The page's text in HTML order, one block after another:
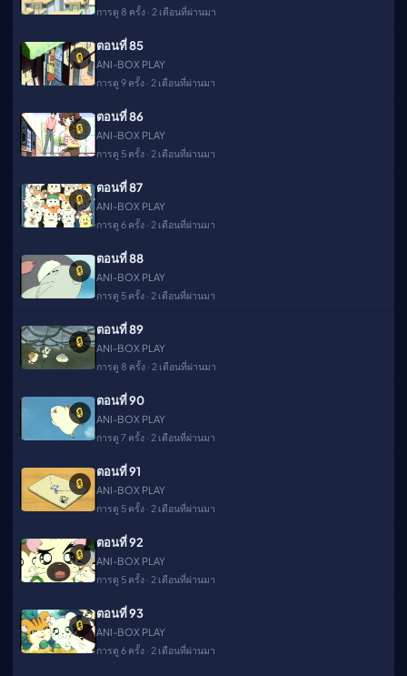
การดู 8 ครั้ง · 2 เดือนที่ผ่านมา
🔒
ตอนที่ 85
ANI-BOX PLAY
การดู 9 ครั้ง · 2 เดือนที่ผ่านมา
🔒
ตอนที่ 86
ANI-BOX PLAY
การดู 5 ครั้ง · 2 เดือนที่ผ่านมา
🔒
ตอนที่ 87
ANI-BOX PLAY
การดู 6 ครั้ง · 2 เดือนที่ผ่านมา
🔒
ตอนที่ 88
ANI-BOX PLAY
การดู 5 ครั้ง · 2 เดือนที่ผ่านมา
🔒
ตอนที่ 89
ANI-BOX PLAY
การดู 8 ครั้ง · 2 เดือนที่ผ่านมา
🔒
ตอนที่ 90
ANI-BOX PLAY
การดู 7 ครั้ง · 2 เดือนที่ผ่านมา
🔒
ตอนที่ 91
ANI-BOX PLAY
การดู 5 ครั้ง · 2 เดือนที่ผ่านมา
🔒
ตอนที่ 92
ANI-BOX PLAY
การดู 5 ครั้ง · 2 เดือนที่ผ่านมา
🔒
ตอนที่ 93
ANI-BOX PLAY
การดู 6 ครั้ง · 2 เดือนที่ผ่านมา